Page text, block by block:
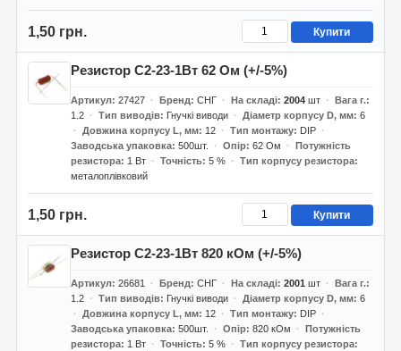
1,50 грн. Купити
Резистор С2-23-1Вт 62 Ом (+/-5%)
Артикул 27427 Бренд СНГ На складі 2004шт
Вага г.
1.2
Тип виводів Гнучкі виводи Діаметр корпусу D, мм 6
Довжина корпусу L, мм
12 Тип монтажу
DIP
Заводська упаковка 500шт. Опір 62 Ом
Потужність
резистора
1 Вт Точність 5 %
Тип корпусу резистора
металоплівковий
1,50 грн. Купити
Резистор С2-23-1Вт 820 кОм (+/-5%)
Артикул 26681 Бренд СНГ На складі 2001 шт
Вага г.
1.2
Тип виводів Гнучкі виводи Діаметр корпусу D, мм 6
Довжина корпусу L, мм
12 Тип монтажу
DIP
Заводська упаковка 500шт. Опір 820 кОм
Потужність
резистора
1 Вт Точність 5 %
Тип корпусу резистора